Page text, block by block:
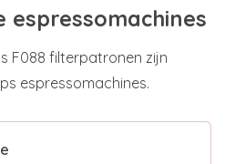
F088 filterpatronen zijn
espressomachines.